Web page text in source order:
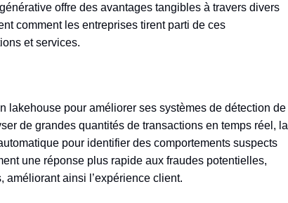
offre des avantages tangibles à travers divers
comment les entreprises tirent parti de ces
et services.
lakehouse pour améliorer ses systèmes de détection de
de grandes quantités de transactions en temps réel, la
pour identifier des comportements suspects
une réponse plus rapide aux fraudes potentielles,
ainsi l’expérience client.